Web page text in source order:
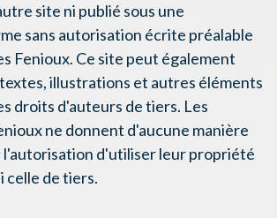
site ni publié sous une
sans autorisation écrite préalable
Fenioux. Ce site peut également
illustrations et autres éléments
droits d'auteurs de tiers. Les
ne donnent d'aucune manière
l'autorisation d'utiliser leur propriété
celle de tiers.